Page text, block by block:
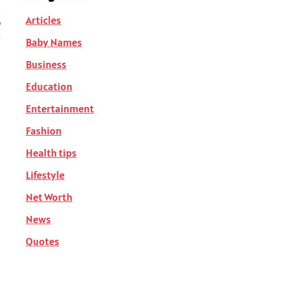
Articles
Baby Names
Business
Education
Entertainment
Fashion
Health tips
Lifestyle
Net Worth
News
Quotes